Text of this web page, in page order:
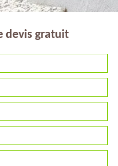
devis gratuit